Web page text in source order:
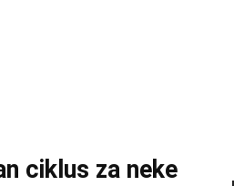
ciklus za neke